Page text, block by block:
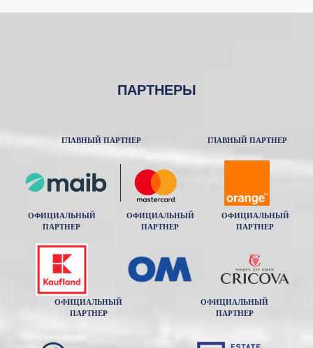
ПАРТНЕРЫ
ГЛАВНЫЙ ПАРТНЕР ГЛАВНЫЙ ПАРТНЕР
ОФИЦИАЛЬНЫЙ
ПАРТНЕР
ОФИЦИАЛЬНЫЙ
ПАРТНЕР
ОФИЦИАЛЬНЫЙ
ПАРТНЕР
ОФИЦИАЛЬНЫЙ
ПАРТНЕР
ОФИЦИАЛЬНЫЙ
ПАРТНЕР